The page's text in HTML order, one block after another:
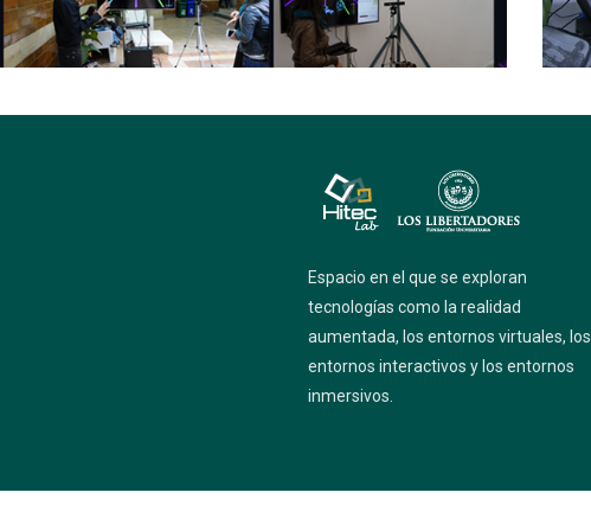
Espacio en el que se exploran
tecnologías como la realidad
aumentada, los entornos virtuales, los
entornos interactivos y los entornos
inmersivos.